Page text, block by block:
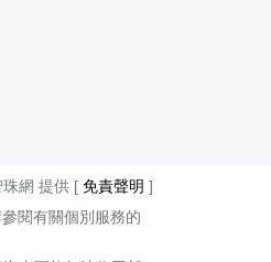
網 提供 [ 免責聲明 ]
閱有關個別服務的